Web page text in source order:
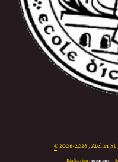
©2006-2026 , Atelier St